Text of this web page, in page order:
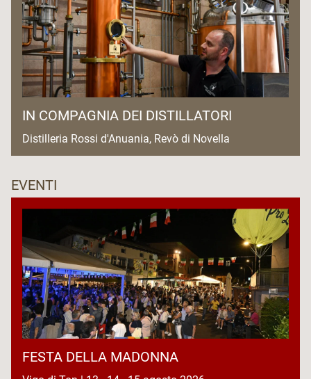
IN COMPAGNIA DEI DISTILLATORI
Distilleria Rossi d'Anuania, Revò di Novella
EVENTI
FESTA DELLA MADONNA